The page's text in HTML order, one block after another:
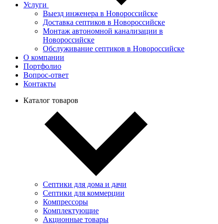
Услуги
Выезд инженера в Новороссийске
Доставка септиков в Новороссийске
Монтаж автономной канализации в
Новороссийске
Обслуживание септиков в Новороссийске
О компании
Портфолио
Вопрос-ответ
Контакты
Каталог товаров
Септики для дома и дачи
Септики для коммерции
Компрессоры
Комплектующие
Акционные товары